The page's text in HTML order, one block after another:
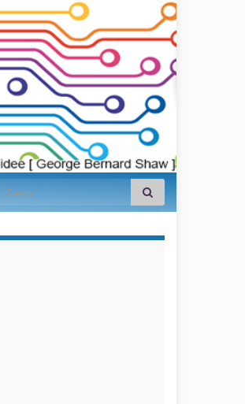
Search for: